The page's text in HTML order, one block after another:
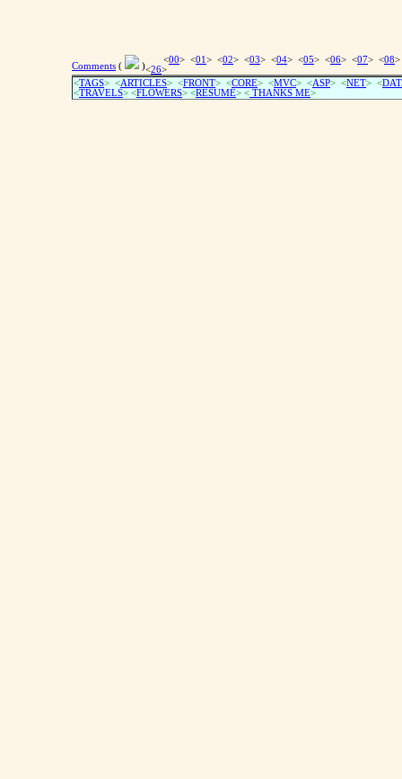
Comments ( )
<00> <01 > <02> <03> <04> <05> <06> <07> <08
<26>
<TAGS> <ARTICLES> <FRONT> <CORE> <MVC> <ASP> <NET> <
<TRAVELS> <FLOWERS> <RESUME> < THANKS ME>